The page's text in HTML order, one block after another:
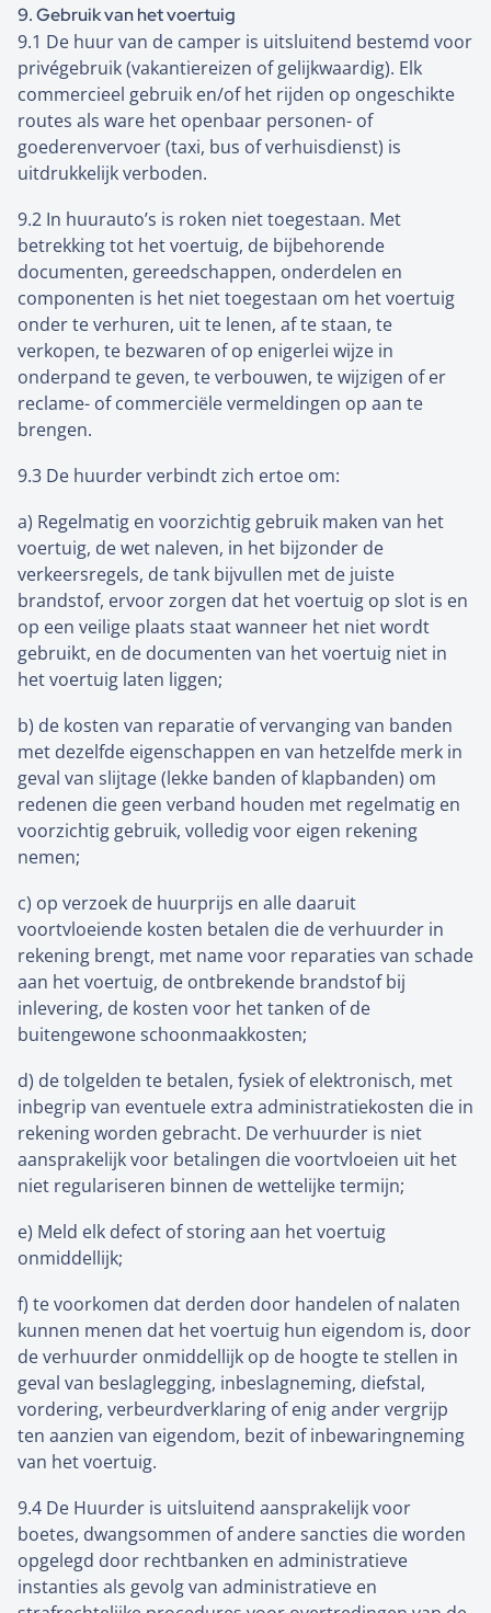
9. Gebruik van het voertuig
9.1 De huur van de camper is uitsluitend bestemd voor
privégebruik (vakantiereizen of gelijkwaardig). Elk
commercieel gebruik en/of het rijden op ongeschikte
routes als ware het openbaar personen- of
goederenvervoer (taxi, bus of verhuisdienst) is
uitdrukkelijk verboden.
9.2 In huurauto’s is roken niet toegestaan. Met
betrekking tot het voertuig, de bijbehorende
documenten, gereedschappen, onderdelen en
componenten is het niet toegestaan om het voertuig
onder te verhuren, uit te lenen, af te staan, te
verkopen, te bezwaren of op enigerlei wijze in
onderpand te geven, te verbouwen, te wijzigen of er
reclame- of commerciële vermeldingen op aan te
brengen.
9.3 De huurder verbindt zich ertoe om:
a) Regelmatig en voorzichtig gebruik maken van het
voertuig, de wet naleven, in het bijzonder de
verkeersregels, de tank bijvullen met de juiste
brandstof, ervoor zorgen dat het voertuig op slot is en
op een veilige plaats staat wanneer het niet wordt
gebruikt, en de documenten van het voertuig niet in
het voertuig laten liggen;
b) de kosten van reparatie of vervanging van banden
met dezelfde eigenschappen en van hetzelfde merk in
geval van slijtage (lekke banden of klapbanden) om
redenen die geen verband houden met regelmatig en
voorzichtig gebruik, volledig voor eigen rekening
nemen;
c) op verzoek de huurprijs en alle daaruit
voortvloeiende kosten betalen die de verhuurder in
rekening brengt, met name voor reparaties van schade
aan het voertuig, de ontbrekende brandstof bij
inlevering, de kosten voor het tanken of de
buitengewone schoonmaakkosten;
d) de tolgelden te betalen, fysiek of elektronisch, met
inbegrip van eventuele extra administratiekosten die in
rekening worden gebracht. De verhuurder is niet
aansprakelijk voor betalingen die voortvloeien uit het
niet regulariseren binnen de wettelijke termijn;
e) Meld elk defect of storing aan het voertuig
onmiddellijk;
f) te voorkomen dat derden door handelen of nalaten
kunnen menen dat het voertuig hun eigendom is, door
de verhuurder onmiddellijk op de hoogte te stellen in
geval van beslaglegging, inbeslagneming, diefstal,
vordering, verbeurdverklaring of enig ander vergrijp
ten aanzien van eigendom, bezit of inbewaringneming
van het voertuig.
9.4 De Huurder is uitsluitend aansprakelijk voor
boetes, dwangsommen of andere sancties die worden
opgelegd door rechtbanken en administratieve
instanties als gevolg van administratieve en